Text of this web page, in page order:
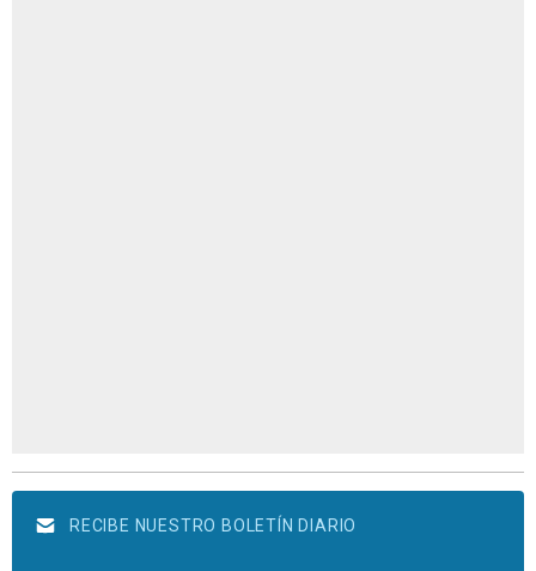
RECIBE NUESTRO BOLETÍN DIARIO